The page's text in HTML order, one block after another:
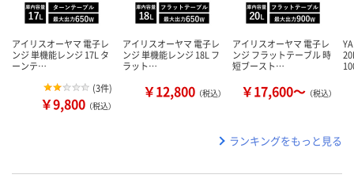
アイリスオーヤマ 電子レ
ンジ 単機能レンジ 17L タ
ーンテ…
(3件)
￥9,800 （税込）
アイリスオーヤマ 電子レ
ンジ 単機能レンジ 18L フ
ラット…
￥12,800 （税込）
アイリスオーヤマ 電子レ
ンジ フラットテーブル 時
短ブースト…
￥17,600～ （税込）
ランキングをもっと見る